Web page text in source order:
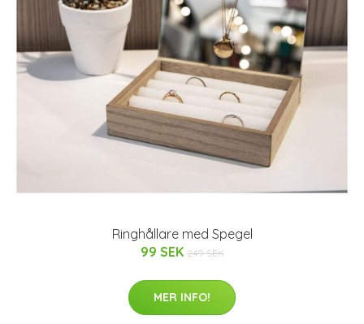
Ringhållare med Spegel
99 SEK 249 SEK
MER INFO!